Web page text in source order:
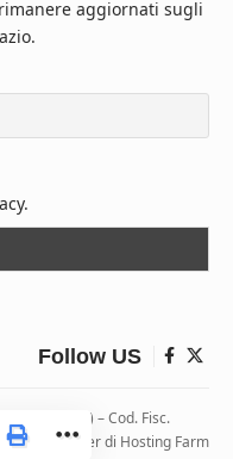
aggiornati sugli
Follow US
(LT) – Cod. Fisc.
i server di Hosting Farm